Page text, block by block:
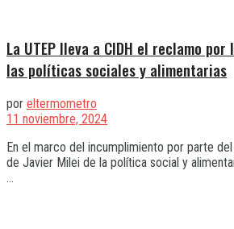
La UTEP lleva a CIDH el reclamo
las políticas sociales y alimentarias
por eltermometro
11 noviembre, 2024
En el marco del incumplimiento por parte
de Javier Milei de la política social y
...